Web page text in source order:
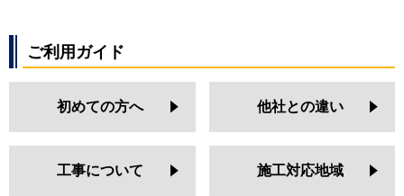
ご利用ガイド
初めての方へ 他社との違い
工事について 施工対応地域